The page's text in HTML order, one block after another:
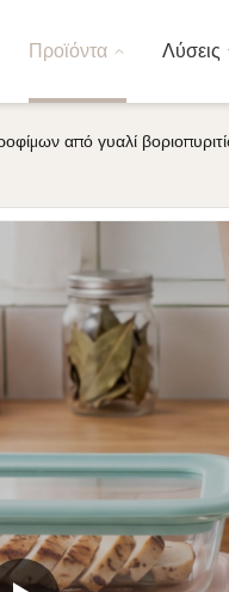
Προϊόντα Λύσεις
από γυαλί